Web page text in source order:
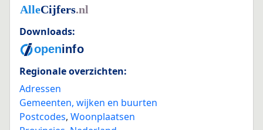
Downloads:
Regionale overzichten:
Adressen
Gemeenten, wijken en buurten
Postcodes, Woonplaatsen